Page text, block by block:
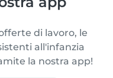
di lavoro, le
all'infanzia
la nostra app!